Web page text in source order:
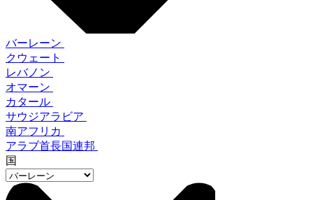
バーレーン
クウェート
レバノン
オマーン
カタール
サウジアラビア
南アフリカ
アラブ首長国連邦
国